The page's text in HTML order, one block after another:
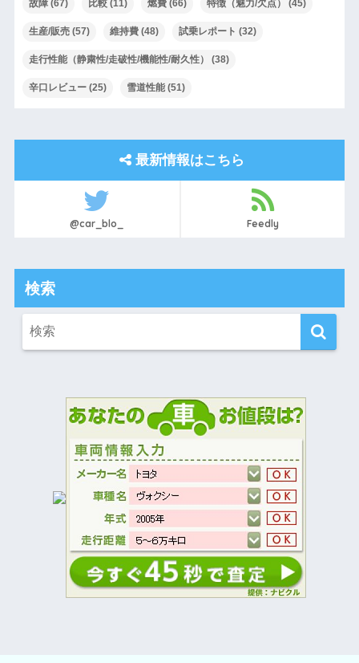
故障(67) 比較(11) 燃費(66) 特徴（魅力/欠点） (45)
生産/販売(57) 維持費(48) 試乗レポート (32)
走行性能（静粛性/走破性/機能性/耐久性） (38)
辛口レビュー(25) 雪道性能(51)
最新情報はこちら
@car_blo_ Feedly
検索